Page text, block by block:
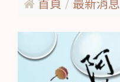
首頁 最新消息